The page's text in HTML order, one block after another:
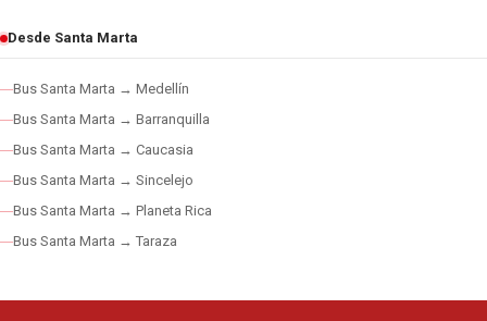
Desde Santa Marta
Bus Santa Marta → Medellín
Bus Santa Marta → Barranquilla
Bus Santa Marta → Caucasia
Bus Santa Marta → Sincelejo
Bus Santa Marta → Planeta Rica
Bus Santa Marta → Taraza